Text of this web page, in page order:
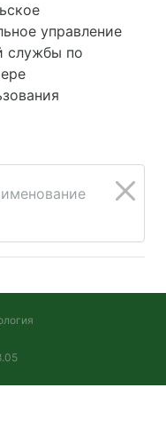
управление
службы по